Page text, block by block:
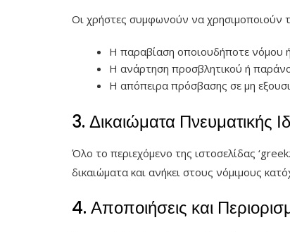
Οι χρήστες συμφωνούν να χρησιμοποιούν
Η παραβίαση οποιουδήποτε νόμου
Η ανάρτηση προσβλητικού ή
Η απόπειρα πρόσβασης σε μη
3. Δικαιώματα Πνευματικής
Όλο το περιεχόμενο της ιστοσελίδας
δικαιώματα και ανήκει στους νόμιμους
4. Αποποιήσεις και